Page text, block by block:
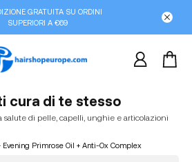
GRATUITA SU ORDINI
SUPERIORI A €69
cura di te stesso
di pelle, capelli, unghie e articolazioni
Primrose Oil + Anti-Ox Complex